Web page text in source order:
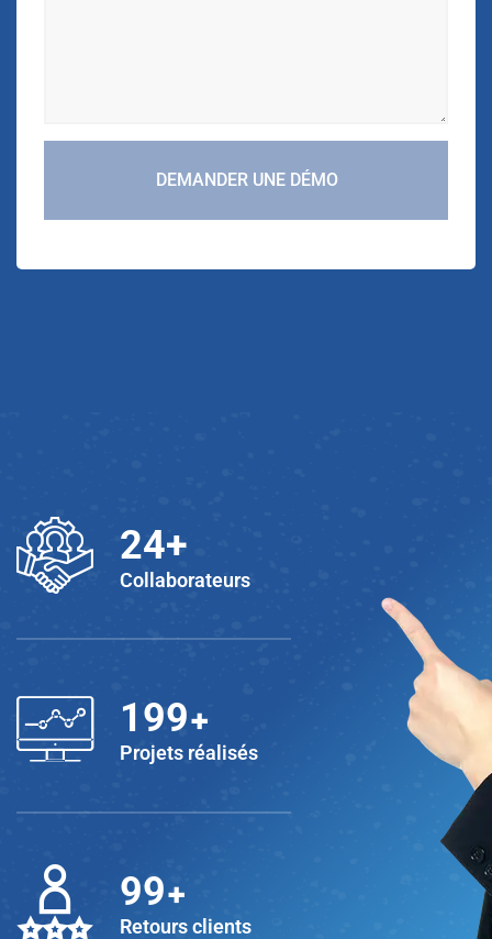
DEMANDER UNE DÉMO
25+
Collaborateurs
200+
Projets réalisés
100
Retours clients